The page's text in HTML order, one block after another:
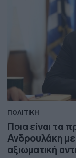
ΠΟΛΙΤΙΚΗ
Ποια είναι τα
Ανδρουλάκη
αξιωματική